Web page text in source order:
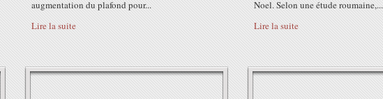
augmentation du plafond pour...
Lire la suite
Noel. Selon une étude roumaine,...
Lire la suite